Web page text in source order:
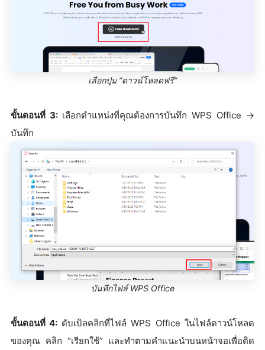
เลือกปุ่ม “ดาวน์โหลดฟรี”
ขั้นตอนที่ 3: เลือกตำแหน่งที่คุณต้องการบันทึก WPS Office ->
บันทึก
บันทึกไฟล์ WPS Office
ขั้นตอนที่ 4: ดับเบิลคลิกที่ไฟล์ WPS Office ในไฟล์ดาวน์โหลด
ของคุณ คลิก “เรียกใช้” และทำตามคำแนะนำบนหน้าจอเพื่อติด